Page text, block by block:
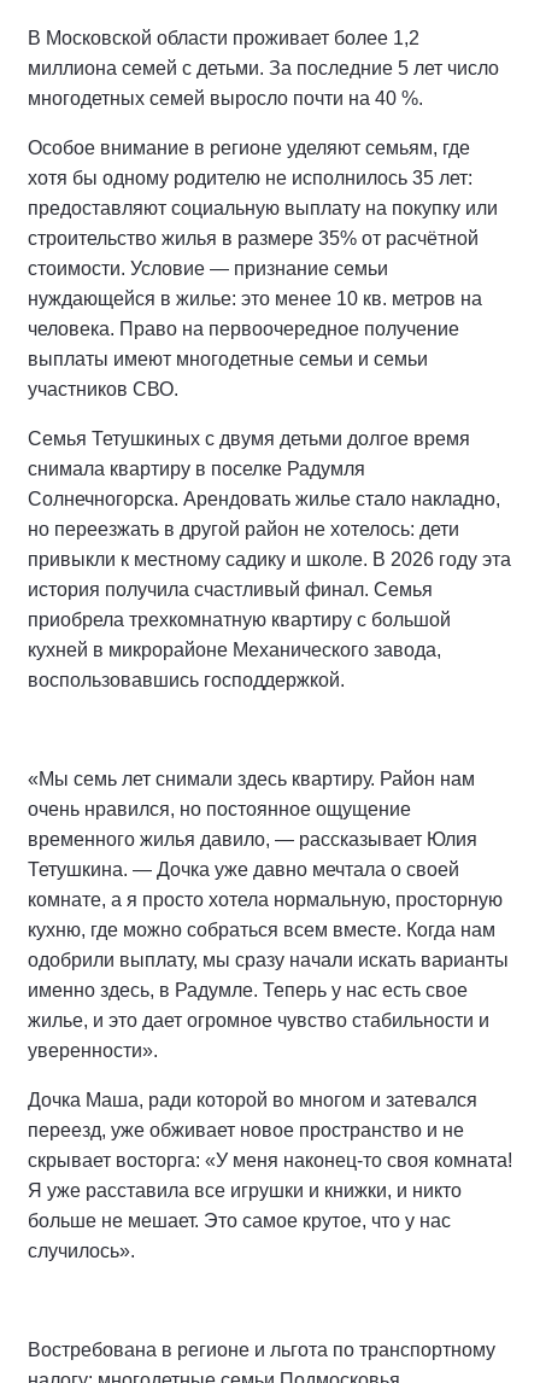
В Московской области проживает более 1,2
миллиона семей с детьми. За последние 5 лет число
многодетных семей выросло почти на 40 %.
Особое внимание в регионе уделяют семьям, где
хотя бы одному родителю не исполнилось 35 лет:
предоставляют социальную выплату на покупку или
строительство жилья в размере 35% от расчётной
стоимости. Условие — признание семьи
нуждающейся в жилье: это менее 10 кв. метров на
человека. Право на первоочередное получение
выплаты имеют многодетные семьи и семьи
участников СВО.
Семья Тетушкиных с двумя детьми долгое время
снимала квартиру в поселке Радумля
Солнечногорска. Арендовать жилье стало накладно,
но переезжать в другой район не хотелось: дети
привыкли к местному садику и школе. В 2026 году эта
история получила счастливый финал. Семья
приобрела трехкомнатную квартиру с большой
кухней в микрорайоне Механического завода,
воспользовавшись господдержкой.
«Мы семь лет снимали здесь квартиру. Район нам
очень нравился, но постоянное ощущение
временного жилья давило, — рассказывает Юлия
Тетушкина. — Дочка уже давно мечтала о своей
комнате, а я просто хотела нормальную, просторную
кухню, где можно собраться всем вместе. Когда нам
одобрили выплату, мы сразу начали искать варианты
именно здесь, в Радумле. Теперь у нас есть свое
жилье, и это дает огромное чувство стабильности и
уверенности».
Дочка Маша, ради которой во многом и затевался
переезд, уже обживает новое пространство и не
скрывает восторга: «У меня наконец-то своя комната!
Я уже расставила все игрушки и книжки, и никто
больше не мешает. Это самое крутое, что у нас
случилось».
Востребована в регионе и льгота по транспортному